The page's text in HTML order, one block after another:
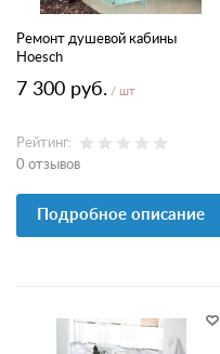
Ремонт душевой кабины
Hoesch
7 300 руб. / шт
Рейтинг:
0 отзывов
Подробное описание